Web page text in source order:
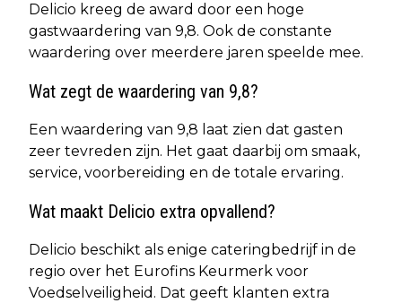
Delicio kreeg de award door een hoge
gastwaardering van 9,8. Ook de constante
waardering over meerdere jaren speelde mee.
Wat zegt de waardering van 9,8?
Een waardering van 9,8 laat zien dat gasten
zeer tevreden zijn. Het gaat daarbij om smaak,
service, voorbereiding en de totale ervaring.
Wat maakt Delicio extra opvallend?
Delicio beschikt als enige cateringbedrijf in de
regio over het Eurofins Keurmerk voor
Voedselveiligheid. Dat geeft klanten extra